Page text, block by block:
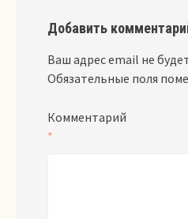
Добавить
Ваш адрес email не
Обязательные поля
Комментарий
*